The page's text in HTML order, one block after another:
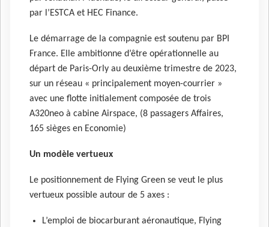
par l’ESTCA et HEC Finance.
Le démarrage de la compagnie est soutenu par BPI
France. Elle ambitionne d’être opérationnelle au
départ de Paris-Orly au deuxième trimestre de 2023,
sur un réseau « principalement moyen-courrier »
avec une flotte initialement composée de trois
A320neo à cabine Airspace, (8 passagers Affaires,
165 sièges en Economie)
Un modèle vertueux
Le positionnement de Flying Green se veut le plus
vertueux possible autour de 5 axes :
L’emploi de biocarburant aéronautique, Flying